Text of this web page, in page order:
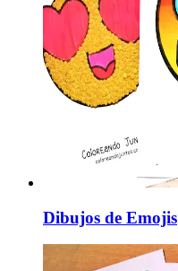
Dibujos de Emojis